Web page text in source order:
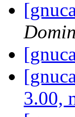
3.00,